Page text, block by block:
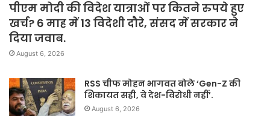
पीएम मोदी की विदेश यात्राओं पर कितने रुपये हुए
खर्च? 6 माह में 13 विदेशी दौरे, संसद में सरकार ने
दिया जवाब.
August 6, 2026
RSS चीफ मोहन भागवत बोले ‘Gen-Z की
शिकायत सही, वे देश-विरोधी नहीं’.
August 6, 2026